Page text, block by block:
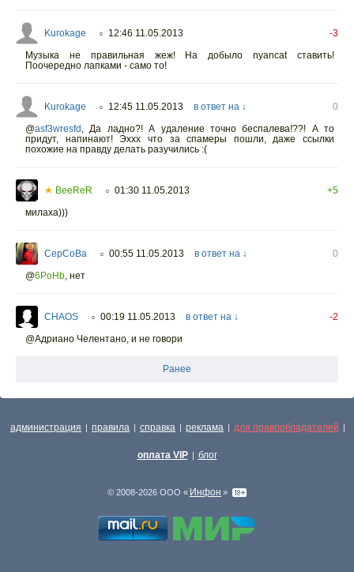
Kurokage ○ 12:46 11.05.2013
-3
Музыка не правильная жеж! На добыло nyancat ставить!
Поочередно лапками - само то!
Kurokage ○ 12:45 11.05.2013 в ответ на ↓
0
@asf3wresfd ,Да ладно?! А удаление точно беспалева!??! А то
придут, напинают! Эххх что за спамеры пошли, даже ссылки
похожие на правду делать разучились :(
★ BeeReR ○ 01:30 11.05.2013
+5
милаха)))
CepCoBa ○ 00:55 11.05.2013 в ответ на ↓
0
@6PoHb, нет
CHAOS ○ 00:19 11.05.2013 в ответ на ↓
-2
@Адриано Челентано, и не говори
Ранее
администрация | правила | справка | реклама | для правообладателей |
оплата VIP | блог
© 2008-2026 ООО « Инфон »